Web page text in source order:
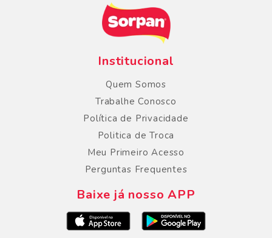
Institucional
Quem Somos
Trabalhe Conosco
Política de Privacidade
Politica de Troca
Meu Primeiro Acesso
Perguntas Frequentes
Baixe já nosso APP